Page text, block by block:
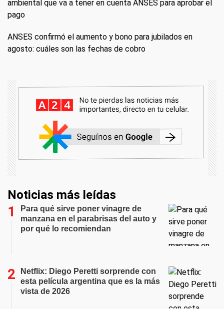
ambiental que va a tener en cuenta ANSES para aprobar el
pago
ANSES confirmó el aumento y bono para jubilados en
agosto: cuáles son las fechas de cobro
Noticias más leídas
Para qué sirve poner vinagre de
manzana en el parabrisas del auto y
por qué lo recomiendan
Netflix: Diego Peretti sorprende con
esta película argentina que es la más
vista de 2026